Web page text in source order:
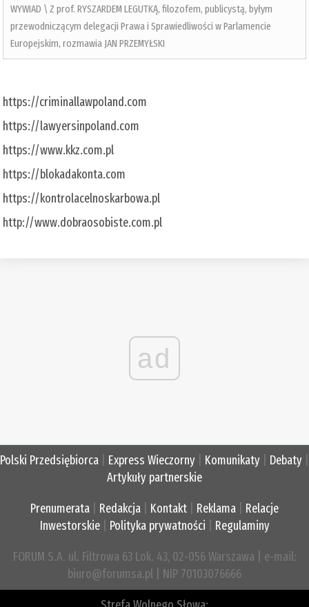
WYWIAD \ Z prof. RYSZARDEM LEGUTKĄ, filozofem, publicystą, byłym
przewodniczącym delegacji Prawa i Sprawiedliwości w Parlamencie
Europejskim, rozmawia JAN PRZEMYŁSKI
https://criminallawpoland.com
https://lawyersinpoland.com
https://www.kkz.com.pl
https://blokadakonta.com
https://kontrolacelnoskarbowa.pl
http://www.dobraosobiste.com.pl
ad
Polski Przedsiębiorca Express Wieczorny Komunikaty Debaty
Artykuły partnerskie
Prenumerata Redakcja Kontakt Reklama
Relacje
Inwestorskie| Polityka prywatności Regulaminy
FORUM S.A. ul. Filtrowa 63 Lok. 43, 02-056 Warszawa | e-mail:
biuro@forumsa.pl | NIP 70103076666